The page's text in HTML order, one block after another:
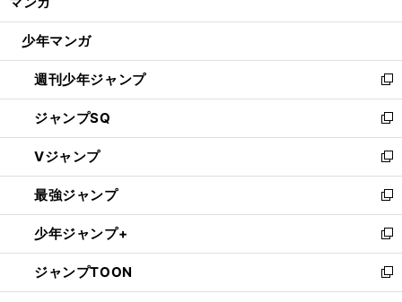
ウ
開
く
少年マンガ
週刊少年ジャンプ
新
し
い
ウ
ィ
ン
ド
ウ
で
開
く
ジャンプSQ
新
し
い
ウ
ィ
ン
ド
ウ
で
開
Vジャンプ
新
し
い
ウ
ィ
ン
ド
ウ
最強ジャンプ
新
し
い
ウ
ィ
ン
少年ジャンプ+
新
し
い
ウ
ジャンプTOON
新
し